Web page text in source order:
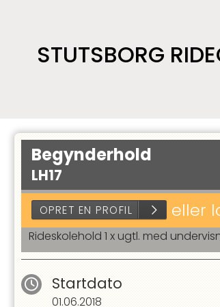
STUTSBORG
Begynderhold
LH17
OPRET EN PROFIL
eller
Rideskolehold 1 x ugtl. med
Startdato
01.06.2018